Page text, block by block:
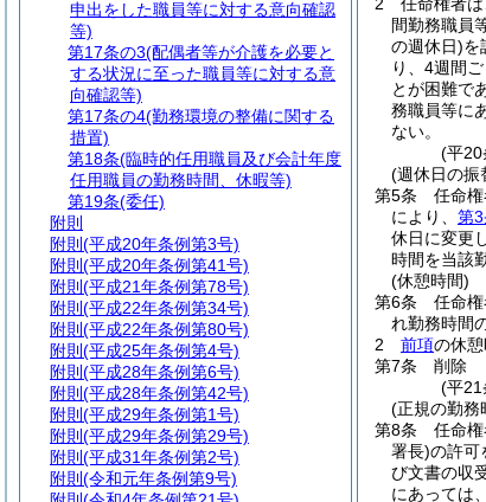
間勤務職員
の週休日)を
り、4週間
とが困難で
務職員等に
ない。
(平20
(週休日の振
第5条
任命
により、 第
休日に変更
時間を当該
(休憩時間)
第6条
任命
れ勤務時間
2
前項の休
第7条
削除
(平21
(正規の勤務
第8条
任命
署長)の許可
び文書の収
にあっては
申出をした職員等に対する意向確認
等)
第17条の3(配偶者等が介護を必要と
する状況に至った職員等に対する意
向確認等)
第17条の4(勤務環境の整備に関する
措置)
第18条(臨時的任用職員及び会計年度
任用職員の勤務時間、休暇等)
第19条(委任)
附則
附則 (平成20年条例第3号)
附則 (平成20年条例第41号)
附則 (平成21年条例第78号)
附則 (平成22年条例第34号)
附則 (平成22年条例第80号)
附則 (平成25年条例第4号)
附則 (平成28年条例第6号)
附則 (平成28年条例第42号)
附則 (平成29年条例第1号)
附則 (平成29年条例第29号)
附則 (平成31年条例第2号)
附則 (令和元年条例第9号)